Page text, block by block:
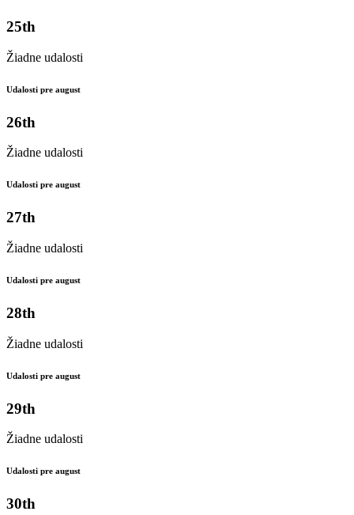
25th
Žiadne udalosti
Udalosti pre august
26th
Žiadne udalosti
Udalosti pre august
27th
Žiadne udalosti
Udalosti pre august
28th
Žiadne udalosti
Udalosti pre august
29th
Žiadne udalosti
Udalosti pre august
30th